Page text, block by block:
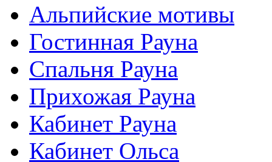
Альпийские мотивы
Гостинная Рауна
Спальня Рауна
Прихожая Рауна
Кабинет Рауна
Кабинет Ольса